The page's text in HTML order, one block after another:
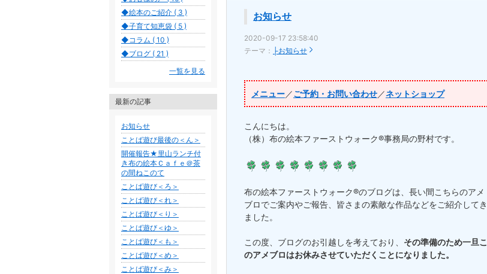
お知らせ
2020-09-17 23:58:40
テーマ： ├お知らせ
メニュー／ご予約・お問い合わせ／ネットショップ
こんにちは。
（株）布の絵本ファーストウォーク®事務局の野村です。
布の絵本ファーストウォーク®のブログは、長い間こちらのアメ
ブロでご案内やご報告、皆さまの素敵な作品などをご紹介してき
ました。
この度、ブログのお引越しを考えており、 その準備のため一旦こ
のアメブロはお休みさせていただくことになりました。
◆絵本のご紹介 ( 3 )
◆子育て知恵袋 ( 5 )
◆コラム ( 10 )
◆ブログ ( 21 )
一覧を見る
最新の記事
お知らせ
ことば遊び最後の＜ん＞
開催報告★里山ランチ付
き布の絵本Ｃａｆｅ＠茶
の間ねこのて
ことば遊び＜ろ＞
ことば遊び＜れ＞
ことば遊び＜り＞
ことば遊び＜ゆ＞
ことば遊び＜も＞
ことば遊び＜め＞
ことば遊び＜み＞